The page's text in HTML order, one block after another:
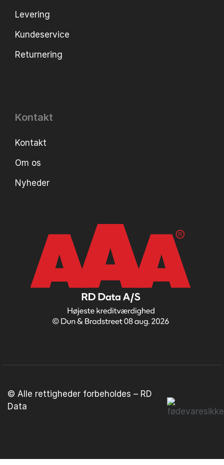
Levering
Kundeservice
Returnering
Kontakt
Kontakt
Om os
Nyheder
© Alle rettigheder forbeholdes – RD
Data